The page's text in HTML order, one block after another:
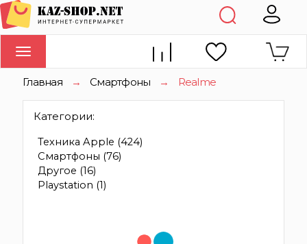
Toggle
navigation
Главная
→ Смартфоны → Realme
Категории:
Техника Apple (424)
Смартфоны (76)
Другое (16)
Playstation (1)